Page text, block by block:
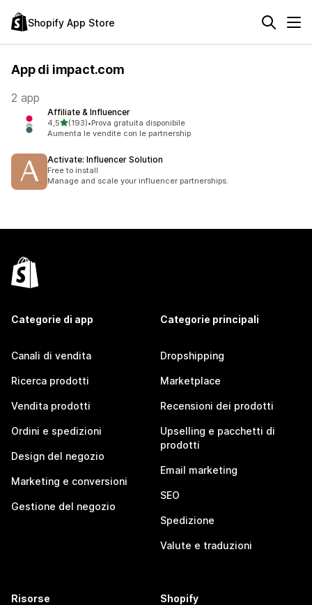
Shopify App Store
App di impact.com
2 app
Affiliate & Influencer
4,5stelle su 5
(193)
193 recensioni totali
•Prova gratuita disponibile
Aumenta le vendite con le partnership
Activate: Influencer Solution
Free to install
Manage and scale your influencer partnerships.
Categorie di app
Canali di vendita
Ricerca prodotti
Vendita prodotti
Ordini e spedizioni
Design del negozio
Marketing e conversioni
Gestione del negozio
Categorie principali
Dropshipping
Marketplace
Recensioni dei prodotti
Upselling e pacchetti di
prodotti
Email marketing
SEO
Spedizione
Valute e traduzioni
Risorse Shopify